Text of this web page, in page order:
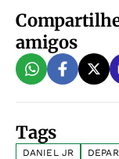
amigos
Tags
DANIEL JR